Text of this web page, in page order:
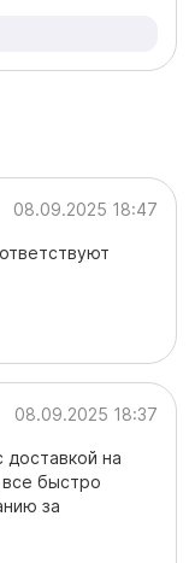
08.09.2025 18:47
08.09.2025 18:37
доставкой на
быстро
за